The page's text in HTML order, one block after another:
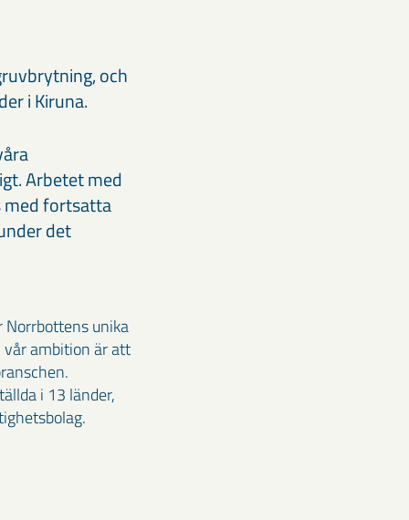
och
i Kiruna.
Arbetet med
med fortsatta
det
Norrbottens unika
ambition är att
i 13 länder,